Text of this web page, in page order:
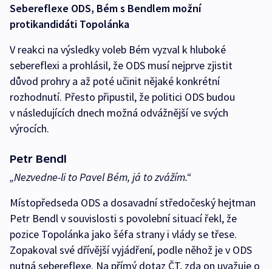
Sebereflexe ODS, Bém s Bendlem možní
protikandidáti Topolánka
V reakci na výsledky voleb Bém vyzval k hluboké
sebereflexi a prohlásil, že ODS musí nejprve zjistit
důvod prohry a až poté učinit nějaké konkrétní
rozhodnutí. Přesto připustil, že politici ODS budou
v následujících dnech možná odvážnější ve svých
výrocích.
Petr Bendl
„Nezvedne-li to Pavel Bém, já to zvážím.“
Místopředseda ODS a dosavadní středočeský hejtman
Petr Bendl v souvislosti s povolební situací řekl, že
pozice Topolánka jako šéfa strany i vlády se třese.
Zopakoval své dřívější vyjádření, podle něhož je v ODS
nutná sebereflexe. Na přímý dotaz ČT, zda on uvažuje o